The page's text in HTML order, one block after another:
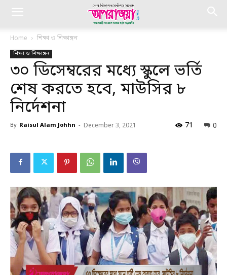
Home শিক্ষা ও শিক্ষাঙ্গন
শিক্ষা ও শিক্ষাঙ্গন
৩০ ডিসেম্বরের মধ্যে স্কুলে ভর্তি
শেষ করতে হবে, মাউসির ৮
নির্দেশনা
By Raisul Alam Johhn - December 3, 2021 0
71